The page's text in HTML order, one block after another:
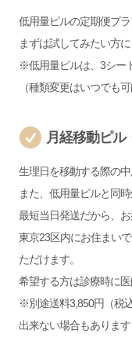
低用量ピルの定期便プ
まずは試してみたい方に
※低用量ピルは、3シー
（種類変更はいつでも可
月経移動ピル
生理日を移動する際の
また、低用量ピルと同
最短当日発送だから、
東京23区内にお住まい
ただけます。
希望する方は診療時に医
※別途送料3,850円（税
出来ない場合もあります